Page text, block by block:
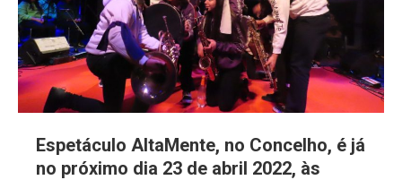
Espetáculo AltaMente, no Concelho, é já
no próximo dia 23 de abril 2022, às